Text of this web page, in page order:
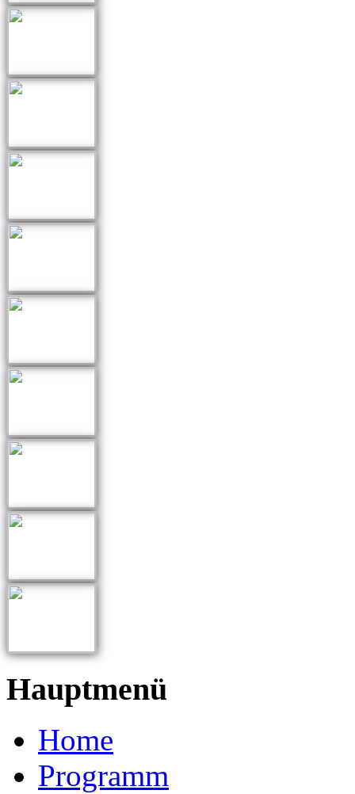
Hauptmenü
Home
Programm